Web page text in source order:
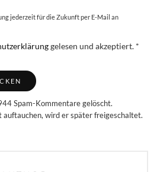
jederzeit für die Zukunft per E-Mail an
gelesen und akzeptiert. *
Spam-Kommentare gelöscht.
wird er später freigeschaltet.